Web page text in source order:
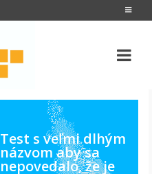
Test s veľmi dlhým
názvom aby sa
nepovedalo, že je